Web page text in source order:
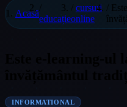
Acasă
educație
cursuri
online
/
INFORMATIONAL